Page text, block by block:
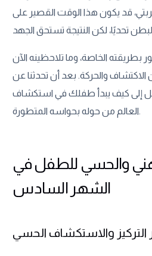
قد يكون هذا الوقت القصير على
الخاصة، وما تلاحظينه الآن
والحركة. بعد أن تحدثنا عن
إلى كيف يبدأ طفلك في استكشاف
العالم من حوله بحواسه المتطورة.
والحسي للطفل في
الشهر السادس
التركيز والاستكشاف الحسي